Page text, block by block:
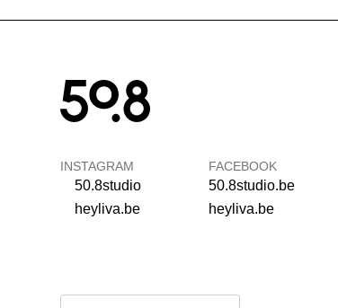
INSTAGRAM
50.8studio
heyliva.be
FACEBOOK
50.8studio.be
heyliva.be